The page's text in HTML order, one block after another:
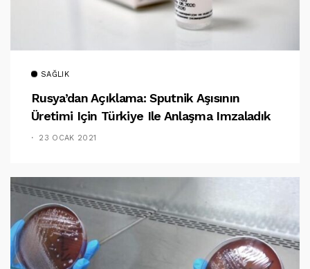
SAĞLIK
Rusya’dan Açıklama: Sputnik Aşısının
Üretimi Için Türkiye Ile Anlaşma Imzaladık
23 OCAK 2021